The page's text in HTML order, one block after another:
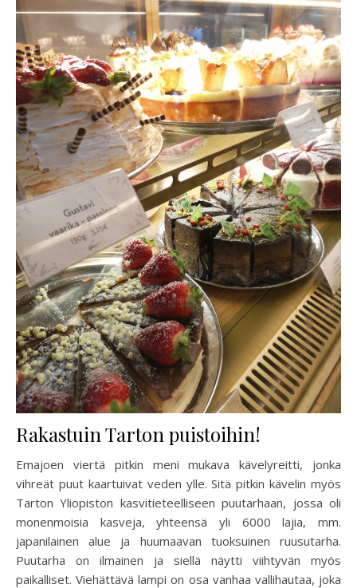
Rakastuin Tarton puistoihin!
Emajoen viertä pitkin meni mukava kävelyreitti, jonka
vihreät puut kaartuivat veden ylle. Sitä pitkin kävelin myös
Tarton Yliopiston kasvitieteelliseen puutarhaan, jossa oli
monenmoisia kasveja, yhteensä yli 6000 lajia, mm.
japanilainen alue ja huumaavan tuoksuinen ruusutarha.
Puutarha on ilmainen ja siellä näytti viihtyvän myös
paikalliset. Viehättävä lampi on osa vanhaa vallihautaa, joka